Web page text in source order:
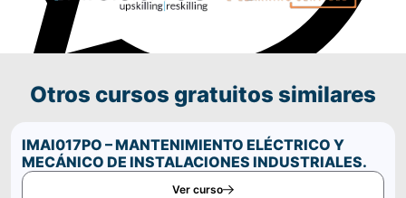
Otros cursos gratuitos similares
IMAI017PO – MANTENIMIENTO ELÉCTRICO Y
MECÁNICO DE INSTALACIONES INDUSTRIALES.
Ver curso